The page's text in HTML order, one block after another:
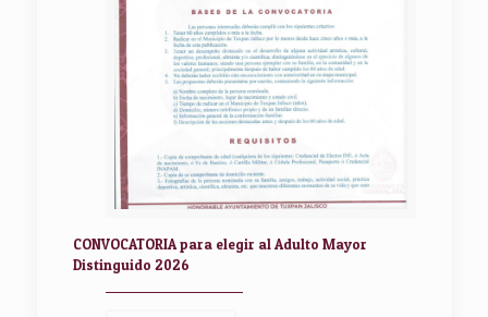
CONVOCATORIA para elegir al Adulto Mayor
Distinguido 2026